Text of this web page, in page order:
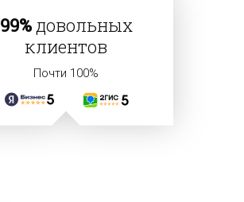
99%довольных
клиентов
Почти 100%